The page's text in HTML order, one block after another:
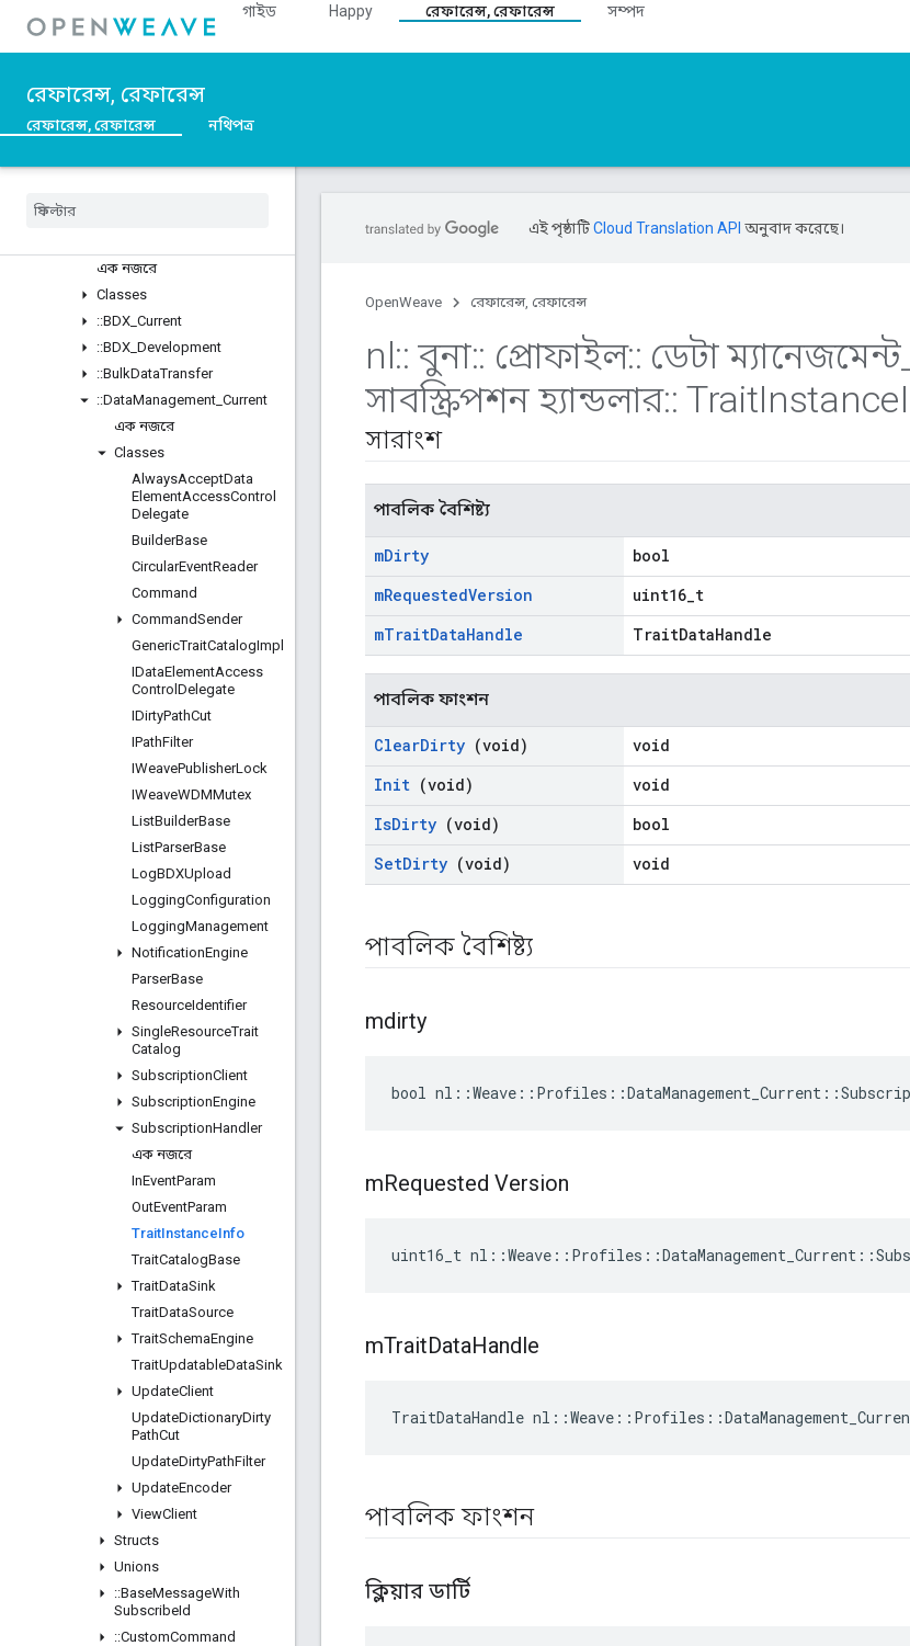
গাইড Happy রেফারেন্স, রেফারেন্স
সম্পদ
রেফারেন্স, রেফারেন্স
রেফারেন্স, রেফারেন্স নথিপত্র
এক নজরে
Classes
Structs
Unions
::ASN1
::Crypto
এক নজরে
Classes
::BDX Current
::BDX Development
::BulkDataTransfer
::DataManagement Current
এক নজরে
Classes
AlwaysAcceptData
ElementAccessControl
Delegate
BuilderBase
CircularEventReader
Command
CommandSender
GenericTraitCatalogImpl
IDataElementAccess
Control Delegate
IDirtyPathCut
IPathFilter
IWeavePublisherLock
IWeaveWDMMutex
ListBuilderBase
ListParserBase
LogBDXUpload
LoggingConfiguration
LoggingManagement
NotificationEngine
ParserBase
ResourceIdentifier
SingleResourceTrait
Catalog
SubscriptionClient
SubscriptionEngine
SubscriptionHandler
এক নজরে
InEventParam
OutEventParam
TraitInstanceInfo
TraitCatalogBase
TraitDataSink
TraitDataSource
TraitSchemaEngine
TraitUpdatableDataSink
UpdateClient
UpdateDictionaryDirty
PathCut
UpdateDirtyPathFilter
UpdateEncoder
ViewClient
Structs
Unions
::BaseMessageWith
SubscribeId
::CustomCommand
এই পৃষ্ঠাটিCloud Translation API অনুবাদ করেছে।
OpenWeave রেফারেন্স, রেফারেন্স
nl:: বুনা:: প্রোফাইল:: ডেটা ম্যানেজমেন্ট
সাবস্ক্রিপশন হ্যান্ডলার:: TraitInstance
সারাংশ
পাবলিক বৈশিষ্ট্য
mDirty
bool
mRequestedVersion
uint16_t
mTraitDataHandle TraitDataHandle
পাবলিক ফাংশন
ClearDirty (void)
void
Init (void)
void
IsDirty (void)
bool
SetDirty (void) void
পাবলিক বৈশিষ্ট্য
mdirty
bool
mRequested Version
uint16_t
mTraitDataHandle
TraitDataHandle
পাবলিক ফাংশন
ক্লিয়ার ডার্টি